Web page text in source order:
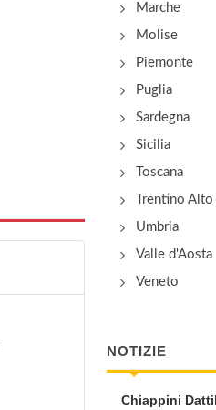
Marche
Molise
Piemonte
Puglia
Sardegna
Sicilia
Toscana
Trentino
Umbria
Valle d'Aosta
Veneto
NOTIZIE
Chiappini